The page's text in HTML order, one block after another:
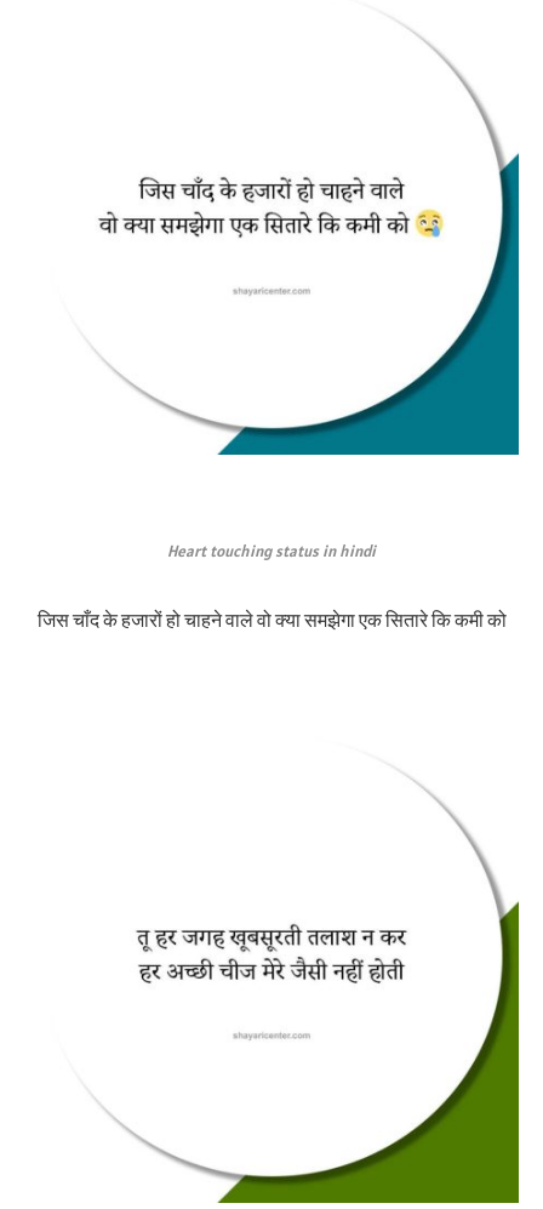
Heart touching status in hindi
जिस चाँद के हजारों हो चाहने वाले वो क्या समझेगा एक सितारे कि कमी को